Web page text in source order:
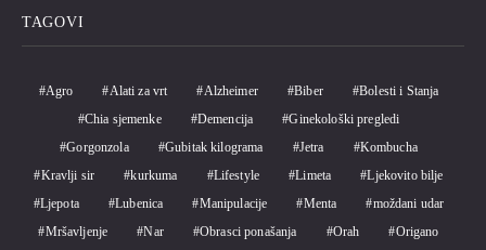
TAGOVI
Agro Alati za vrt Alzheimer Biber
Bolesti i Stanja
Chia sjemenke
Demencija
Ginekološki pregledi
Gorgonzola
Gubitak kilograma Jetra
Kombucha
Kravlji sir
kurkuma Lifestyle Limeta
Ljekovito bilje
Ljepota
Lubenica Manipulacije Menta
moždani udar
Mršavljenje
Nar Obrasci ponašanja Orah
Origano